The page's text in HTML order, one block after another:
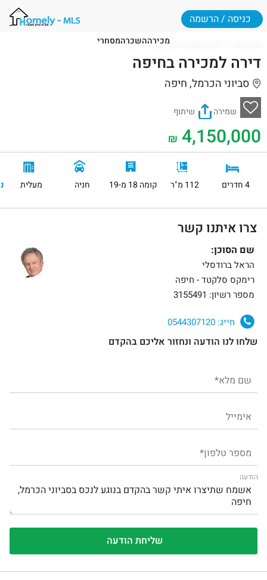
מכירההשכרהמסחרי
כניסה / הרשמה
דירות למכירה בחיפה חיפה
דירה למכירה בחיפה
סביוני הכרמל, חיפה
שמירה שיתוף
4,150,000
₪
4 חדרים 112 מ"ר קומה 18 מ-19 חניה מעלית
צרו איתנו קשר
שם הסוכן:
הראל ברודסלי
רימקס סלקטד - חיפה
מספר רשיון: 3155491
חייג:
שלחו לנו הודעה ונחזור אליכם בהקדם
הודעה